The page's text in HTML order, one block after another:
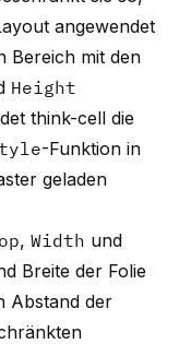
angewendet
Bereich mit den
Height
think-cell die
-Funktion in
geladen
, Width und
Breite der Folie
Abstand der